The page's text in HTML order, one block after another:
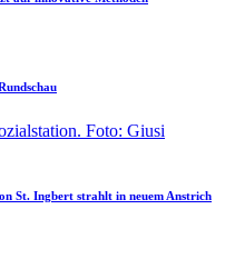
St. Ingbert strahlt in neuem Anstrich